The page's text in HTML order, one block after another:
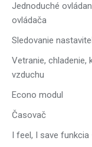
Jednoduché
ovládača
Sledovanie
Vetranie, chladenie,
vzduchu
Econo modul
Časovač
I feel, I save